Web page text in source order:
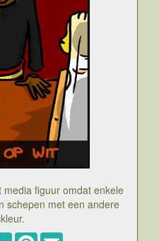
media figuur omdat enkele
schepen met een andere
LinkedInPinterest